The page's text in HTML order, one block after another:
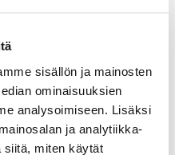
sisällön ja mainosten
ominaisuuksien
analysoimiseen. Lisäksi
ja analytiikka-
siitä, miten käytät